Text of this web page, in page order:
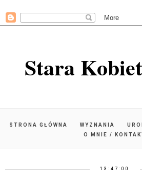
Stara
STRONA GŁÓWNA WYZNANIA
O MNIE /
13:47:00